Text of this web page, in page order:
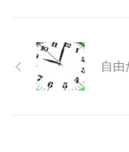
自由